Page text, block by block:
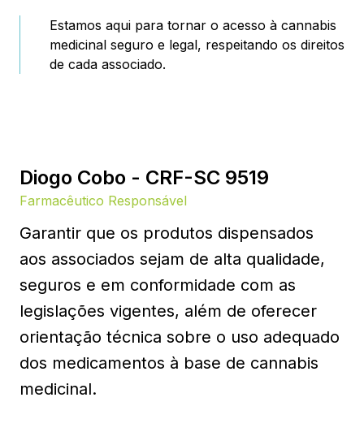
Estamos aqui para tornar o acesso à cannabis
medicinal seguro e legal, respeitando os direitos
de cada associado.
Diogo Cobo - CRF-SC 9519
Farmacêutico Responsável
Garantir que os produtos dispensados
aos associados sejam de alta qualidade,
seguros e em conformidade com as
legislações vigentes, além de oferecer
orientação técnica sobre o uso adequado
dos medicamentos à base de cannabis
medicinal.